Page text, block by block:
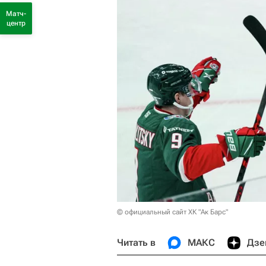
© официальный сайт ХК "Ак Барс"
Читать в МАКС
Матч-
центр